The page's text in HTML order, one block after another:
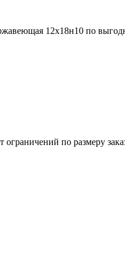
12х18н10 по
по размеру